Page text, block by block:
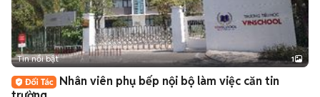
Tin nổi bật 1
Nhân viên phụ bếp nội bộ làm việc căn tin